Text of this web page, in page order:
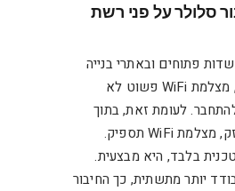
סלולר על פני רשת
פתוחים ובאתרי בנייה
ללא קו אינטרנט, מצלמת WiFi פשוט לא
לעומת זאת, בתוך
בית עם ראוטר חזק, מצלמת WiFi תספיק.
בלבד, היא מבצעית.
יותר מתשתית, כך החיבור